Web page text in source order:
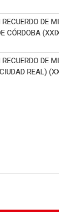
DE
CÓRDOBA
DE
REAL)